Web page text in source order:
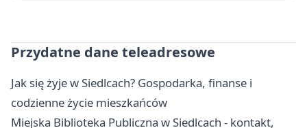
Przydatne dane teleadresowe
Jak się żyje w Siedlcach? Gospodarka, finanse i
codzienne życie mieszkańców
Miejska Biblioteka Publiczna w Siedlcach - kontakt,